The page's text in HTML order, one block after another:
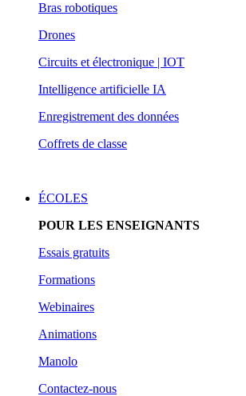
Bras robotiques
Drones
Circuits et électronique | IOT
Intelligence artificielle IA
Enregistrement des données
Coffrets de classe
ÉCOLES
POUR LES ENSEIGNANTS
Essais gratuits
Formations
Webinaires
Animations
Manolo
Contactez-nous